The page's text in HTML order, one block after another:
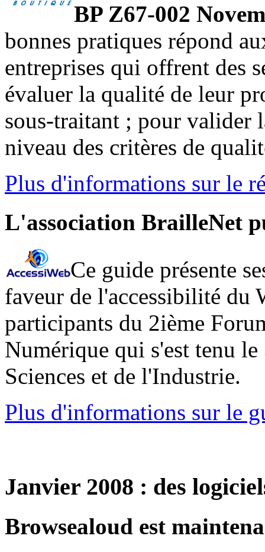
BP Z67-002
bonnes pratiques répond
entreprises qui offrent des
évaluer la qualité de leur
sous-traitant ; pour valider
niveau des critères de
Plus d'informations sur le
L'association BrailleNet
Ce guide présente
faveur de l'accessibilité du
participants du 2ième
Numérique qui s'est tenu
Sciences et de l'Industrie.
Plus d'informations sur le
Janvier 2008 : des
Browsealoud est